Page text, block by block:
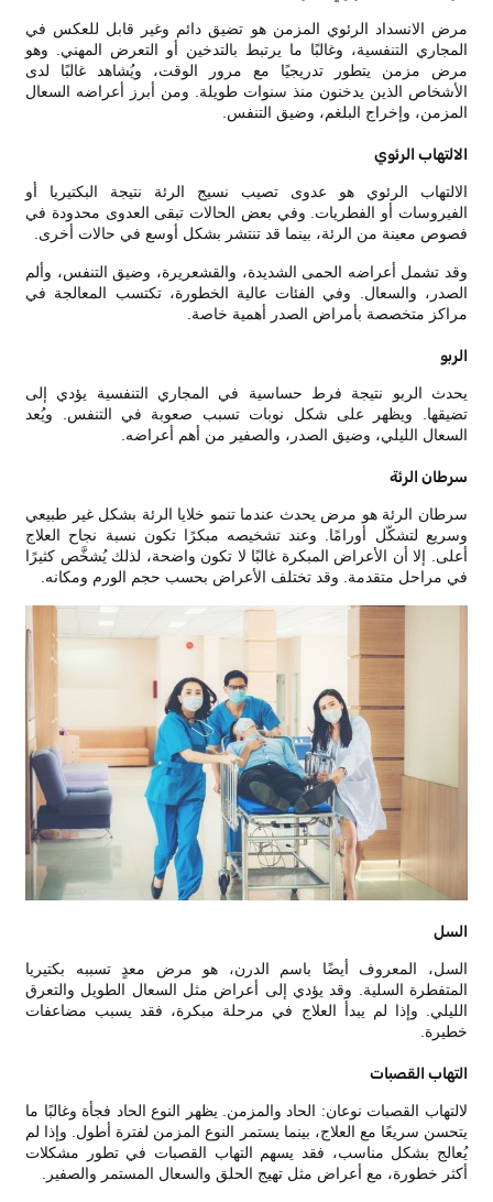
مرض الانسداد الرئوي المزمن هو تضيق دائم وغير قابل للعكس في
المجاري التنفسية، وغالبًا ما يرتبط بالتدخين أو التعرض المهني. وهو
مرض مزمن يتطور تدريجيًا مع مرور الوقت، ويُشاهد غالبًا لدى
الأشخاص الذين يدخنون منذ سنوات طويلة. ومن أبرز أعراضه السعال
المزمن، وإخراج البلغم، وضيق التنفس.
الالتهاب الرئوي
الالتهاب الرئوي هو عدوى تصيب نسيج الرئة نتيجة البكتيريا أو
الفيروسات أو الفطريات. وفي بعض الحالات تبقى العدوى محدودة في
فصوص معينة من الرئة، بينما قد تنتشر بشكل أوسع في حالات أخرى.
وقد تشمل أعراضه الحمى الشديدة، والقشعريرة، وضيق التنفس، وألم
الصدر، والسعال. وفي الفئات عالية الخطورة، تكتسب المعالجة في
مراكز متخصصة بأمراض الصدر أهمية خاصة.
الربو
يحدث الربو نتيجة فرط حساسية في المجاري التنفسية يؤدي إلى
تضيقها. ويظهر على شكل نوبات تسبب صعوبة في التنفس. ويُعد
السعال الليلي، وضيق الصدر، والصفير من أهم أعراضه.
سرطان الرئة
سرطان الرئة هو مرض يحدث عندما تنمو خلايا الرئة بشكل غير طبيعي
وسريع لتشكّل أورامًا. وعند تشخيصه مبكرًا تكون نسبة نجاح العلاج
أعلى. إلا أن الأعراض المبكرة غالبًا لا تكون واضحة، لذلك يُشخَّص كثيرًا
في مراحل متقدمة. وقد تختلف الأعراض بحسب حجم الورم ومكانه.
السل
السل، المعروف أيضًا باسم الدرن، هو مرض معدٍ تسببه بكتيريا
المتفطرة السلية. وقد يؤدي إلى أعراض مثل السعال الطويل والتعرق
الليلي. وإذا لم يبدأ العلاج في مرحلة مبكرة، فقد يسبب مضاعفات
خطيرة.
التهاب القصبات
لالتهاب القصبات نوعان: الحاد والمزمن. يظهر النوع الحاد فجأة وغالبًا ما
يتحسن سريعًا مع العلاج، بينما يستمر النوع المزمن لفترة أطول. وإذا لم
يُعالج بشكل مناسب، فقد يسهم التهاب القصبات في تطور مشكلات
أكثر خطورة، مع أعراض مثل تهيج الحلق والسعال المستمر والصفير.